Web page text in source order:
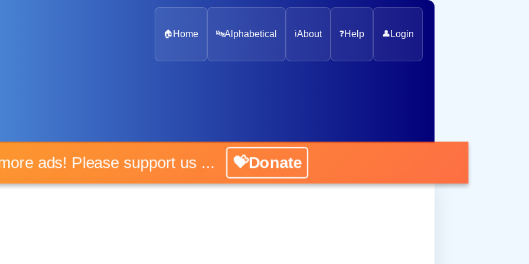
🏠 Home 🔤Alphabetical ℹ️About ❓Help 👤 Login
ads! Please support us ... 💝Donate